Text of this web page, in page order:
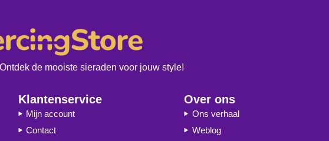
de mooiste sieraden voor jouw style!
Klantenservice
Mijn account
Contact
Over ons
Ons verhaal
Weblog